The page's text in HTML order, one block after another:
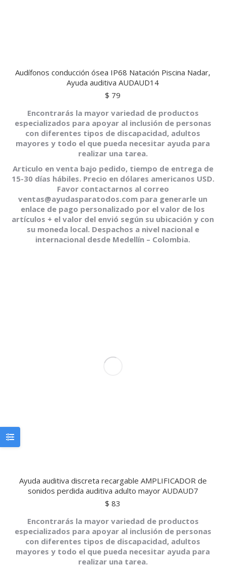
Audífonos conducción ósea IP68 Natación Piscina Nadar,
Ayuda auditiva AUDAUD14
$ 79
Encontrarás la mayor variedad de productos
especializados para apoyar al inclusión de personas
con diferentes tipos de discapacidad, adultos
mayores y todo el que pueda necesitar ayuda para
realizar una tarea.
Articulo en venta bajo pedido, tiempo de entrega de
15-30 días hábiles. Precio en dólares americanos USD.
Favor contactarnos al correo
ventas@ayudasparatodos.com para generarle un
enlace de pago personalizado por el valor de los
artículos + el valor del envió según su ubicación y con
su moneda local. Despachos a nivel nacional e
internacional desde Medellín – Colombia.
Ayuda auditiva discreta recargable AMPLIFICADOR de
sonidos perdida auditiva adulto mayor AUDAUD7
$ 83
Encontrarás la mayor variedad de productos
especializados para apoyar al inclusión de personas
con diferentes tipos de discapacidad, adultos
mayores y todo el que pueda necesitar ayuda para
realizar una tarea.